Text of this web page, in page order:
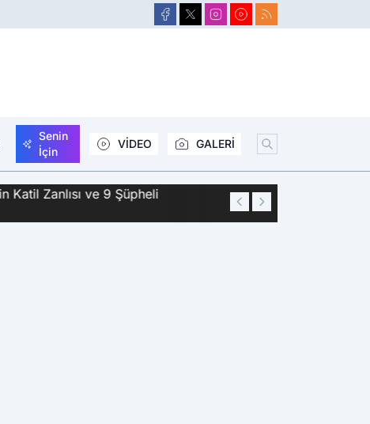
Senin
İçin
VİDEO GALERİ
Zanlısı ve 9 Şüpheli
01:44